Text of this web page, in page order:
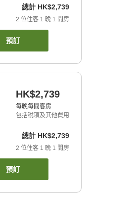
總計 HK$2,739
2 位住客 1 晚 1 間房
預訂
HK$2,739
每晚每間客房
包括稅項及其他費用
總計 HK$2,739
2 位住客 1 晚 1 間房
預訂